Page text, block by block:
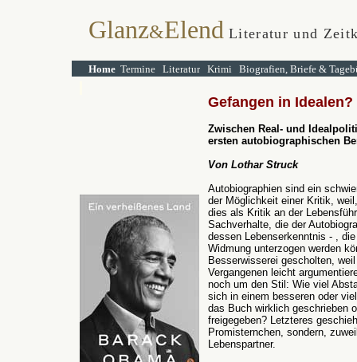
Glanz&Elend Literatur und
Home Termine Literatur Krimi Biografien, Briefe &
Gefangen in Idealen?
Zwischen Real- und
ersten autobiographischen
Von Lothar Struck
Autobiographien sind ein
der Möglichkeit einer Kritik,
dies als Kritik an der
Sachverhalte, die der
dessen Lebenserkenntnis - ,
Widmung unterzogen werden
Besserwisserei gescholten,
Vergangenen leicht
noch um den Stil: Wie viel
sich in einem besseren oder
das Buch wirklich geschrieben
freigegeben? Letzteres
Promisternchen, sondern,
Lebenspartner.